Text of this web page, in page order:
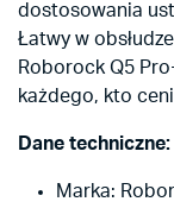
dostosowania
Łatwy w
Roborock Q5
każdego, kto
Dane techniczne:
Marka: